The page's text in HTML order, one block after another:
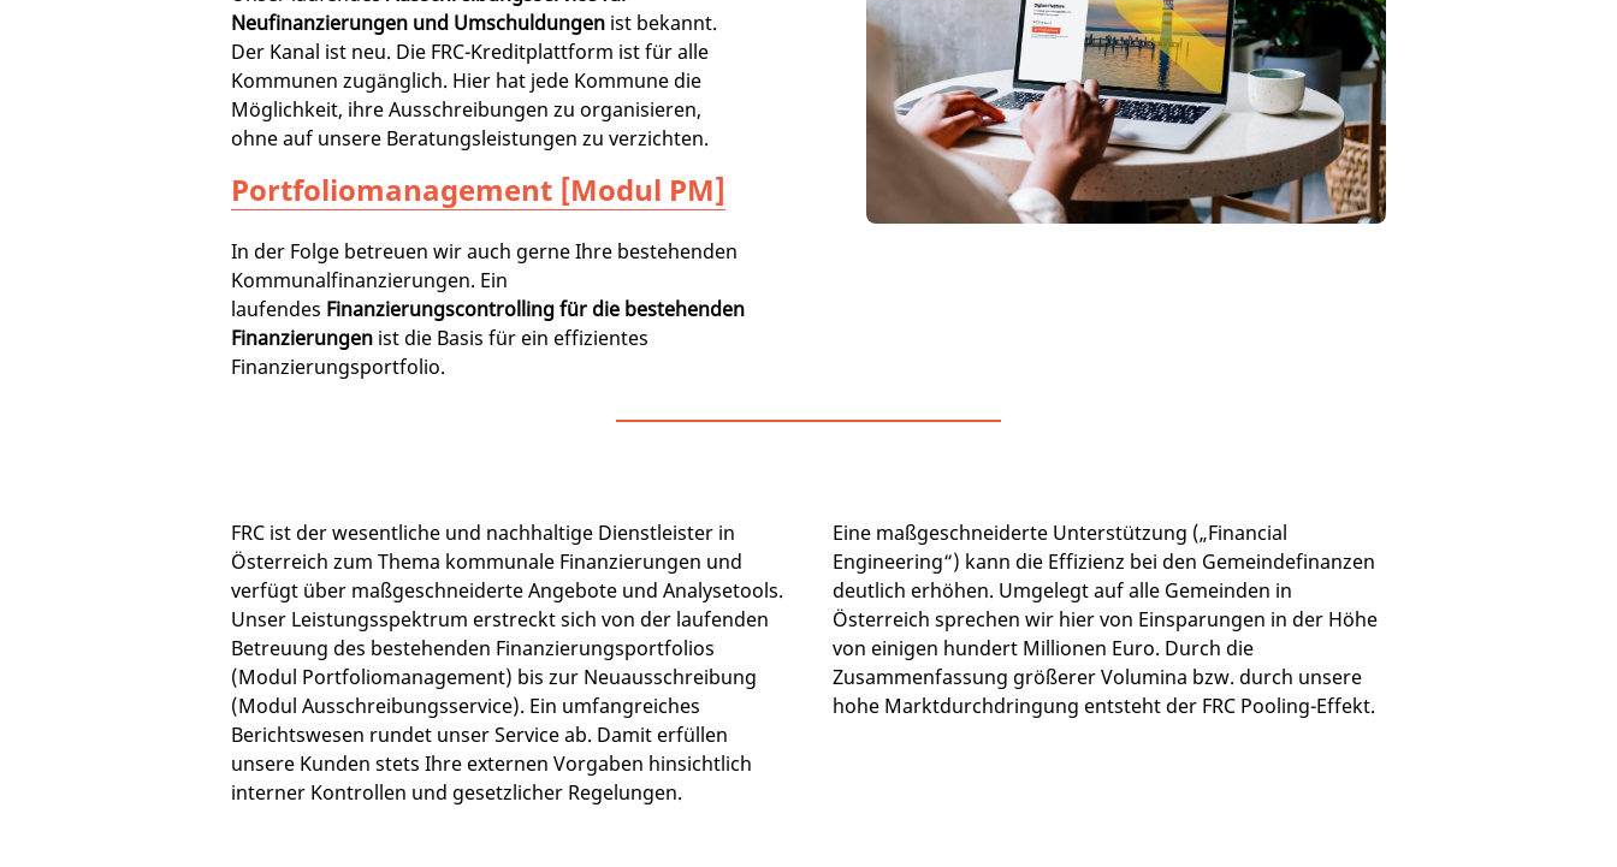
Neufinanzierungen und Umschuldungen ist bekannt.
Der Kanal ist neu. Die FRC-Kreditplattform ist für alle
Kommunen zugänglich. Hier hat jede Kommune die
Möglichkeit, ihre Ausschreibungen zu organisieren,
ohne auf unsere Beratungsleistungen zu verzichten.
Portfoliomanagement [Modul PM]
In der Folge betreuen wir auch gerne Ihre bestehenden
Kommunalfinanzierungen. Ein
laufendes Finanzierungscontrolling für die bestehenden
Finanzierungen ist die Basis für ein effizientes
Finanzierungsportfolio.
FRC ist der wesentliche und nachhaltige Dienstleister in
Österreich zum Thema kommunale Finanzierungen und
verfügt über maßgeschneiderte Angebote und Analysetools.
Unser Leistungsspektrum erstreckt sich von der laufenden
Betreuung des bestehenden Finanzierungsportfolios
(Modul Portfoliomanagement) bis zur Neuausschreibung
(Modul Ausschreibungsservice). Ein umfangreiches
Berichtswesen rundet unser Service ab. Damit erfüllen
unsere Kunden stets Ihre externen Vorgaben hinsichtlich
interner Kontrollen und gesetzlicher Regelungen.
Eine maßgeschneiderte Unterstützung („Financial
Engineering“) kann die Effizienz bei den Gemeindefinanzen
deutlich erhöhen. Umgelegt auf alle Gemeinden in
Österreich sprechen wir hier von Einsparungen in der Höhe
von einigen hundert Millionen Euro. Durch die
Zusammenfassung größerer Volumina bzw. durch unsere
hohe Marktdurchdringung entsteht der FRC Pooling-Effekt.